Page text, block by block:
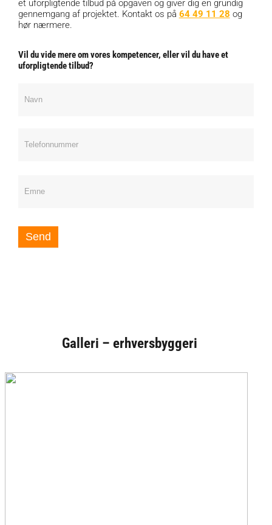
et uforpligtende tilbud på opgaven og giver dig en grundig
gennemgang af projektet. Kontakt os på 64 49 11 28 og
hør nærmere.
Vil du vide mere om vores kompetencer, eller vil du have et
uforpligtende tilbud?
mig
Send
Galleri – erhversbyggeri